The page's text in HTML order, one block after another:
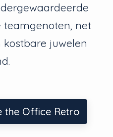
net
juwelen
the Office Retro